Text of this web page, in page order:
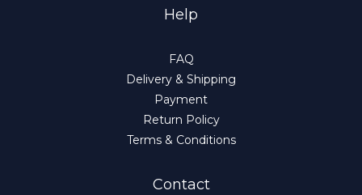
Help
FAQ
Delivery & Shipping
Payment
Return Policy
Terms & Conditions
Contact